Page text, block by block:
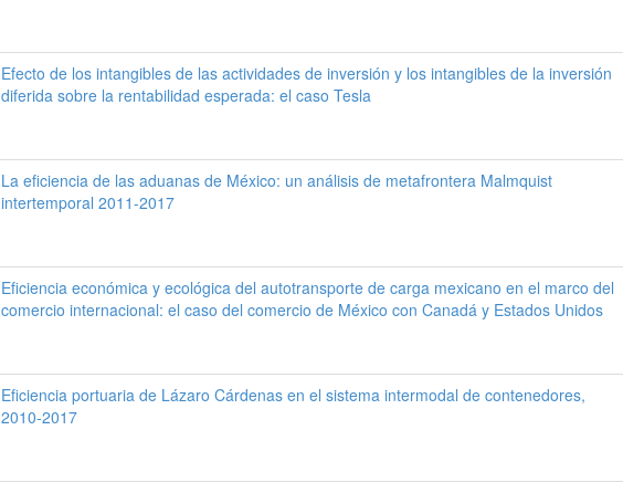
Efecto de los intangibles de las actividades de inversión y los intangibles de la inversión
diferida sobre la rentabilidad esperada: el caso Tesla
La eficiencia de las aduanas de México: un análisis de metafrontera Malmquist
intertemporal 2011-2017
Eficiencia económica y ecológica del autotransporte de carga mexicano en el marco del
comercio internacional: el caso del comercio de México con Canadá y Estados Unidos
Eficiencia portuaria de Lázaro Cárdenas en el sistema intermodal de contenedores,
2010-2017